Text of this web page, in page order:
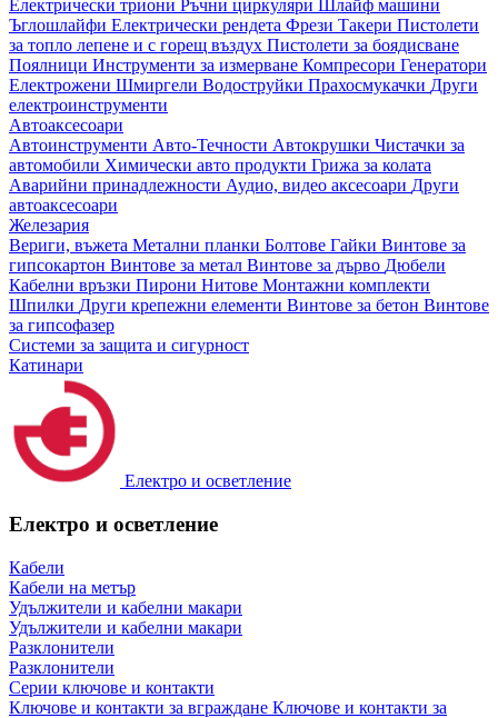
Електрически триони Ръчни циркуляри
Шлайф машини
Ъглошлайфи Електрически рендета Фрези Такери Пистолети
за топло лепене и с горещ въздух Пистолети за боядисване
Поялници Инструменти за измерване Компресори Генератори
Електрожени Шмиргели Водоструйки Прахосмукачки Други
електроинструменти
Автоаксесоари
Автоинструменти Авто-Течности Автокрушки Чистачки за
автомобили Химически авто продукти Грижа за колата
Аварийни принадлежности Аудио, видео аксесоари Други
автоаксесоари
Железария
Вериги, въжета Метални планки Болтове Гайки Винтове за
гипсокартон Винтове за метал Винтове за дърво Дюбели
Кабелни връзки Пирони Нитове Монтажни комплекти
Шпилки Други крепежни елементи Винтове за бетон Винтове
за гипсофазер
Системи за защита и сигурност
Катинари
Електро и осветление
Електро и осветление
Кабели
Кабели на метър
Удължители и кабелни макари
Удължители и кабелни макари
Разклонители
Разклонители
Серии ключове и контакти
Ключове и контакти за вграждане Ключове и контакти за